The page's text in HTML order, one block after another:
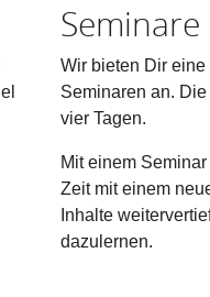
Seminare
Wir bieten Dir
Seminaren an.
vier Tagen.
Mit einem
Zeit mit einem
Inhalte
dazulernen.